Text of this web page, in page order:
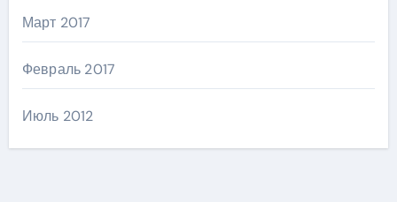
Март 2017
Февраль 2017
Июль 2012